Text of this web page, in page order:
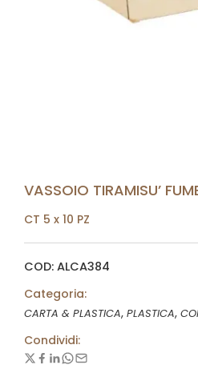
VASSOIO TIRAMISU’
CT 5 x 10 PZ
COD: ALCA384
Categoria:
CARTA & PLASTICA, PLASTICA,
Condividi: